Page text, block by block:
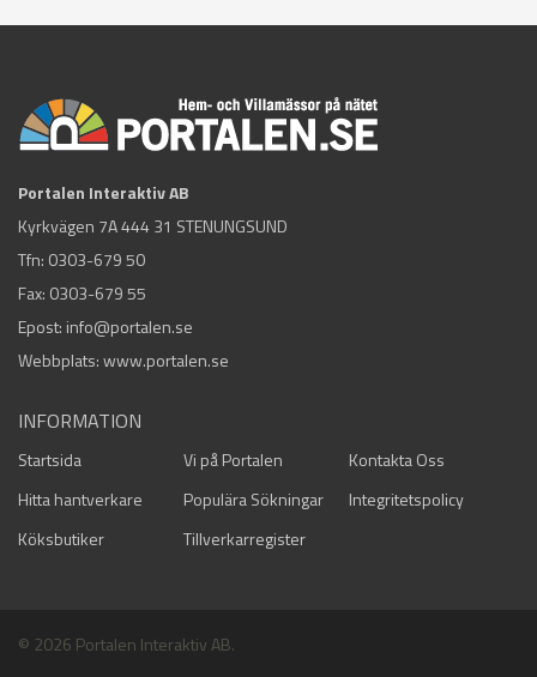
Portalen Interaktiv AB
Kyrkvägen 7A 444 31 STENUNGSUND
Tfn: 0303-679 50
Fax: 0303-679 55
Epost: info@portalen.se
Webbplats: www.portalen.se
INFORMATION
Startsida Vi på Portalen
Kontakta Oss
Hitta hantverkare
Populära Sökningar
Integritetspolicy
Köksbutiker
Tillverkarregister
© 2026 Portalen Interaktiv AB.